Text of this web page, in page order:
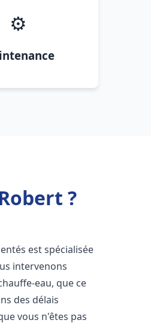
⚙️
?
est spécialisée
intervenons
eau, que ce
des délais
vous n'êtes pas